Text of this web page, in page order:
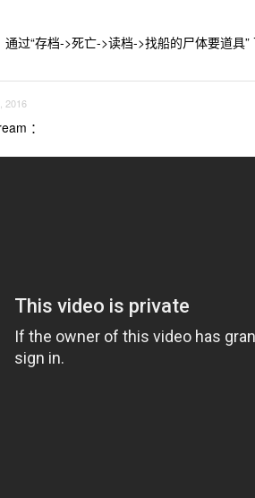
过“存档->死亡->读档->找船的尸体要道具”
2016
：